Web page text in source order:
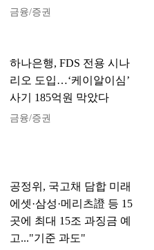
금융/증권
하나은행, FDS 전용 시나
리오 도입…‘케이알이심’
사기 185억원 막았다
금융/증권
공정위, 국고채 담합 미래
에셋·삼성·메리츠證 등 15
곳에 최대 15조 과징금 예
고..."기준 과도"